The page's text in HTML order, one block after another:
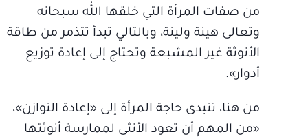
من صفات المرأة التي خلقها الله سبحانه
وتعالى هينة ولينة، وبالتالي تبدأ تتذمر من طاقة
الأنوثة غير المشبعة وتحتاج إلى إعادة توزيع
أدوار».
من هنا، تتبدى حاجة المرأة إلى «إعادة التوازن»،
«من المهم أن تعود الأنثى لممارسة أنوثتها